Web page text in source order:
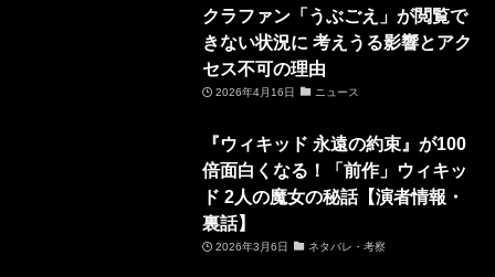
クラファン「うぶごえ」が閲覧で
きない状況に 考えうる影響とアク
セス不可の理由
2026年4月16日 ニュース
『ウィキッド 永遠の約束』が100
倍面白くなる！「前作」ウィキッ
ド 2人の魔女の秘話【演者情報・
裏話】
2026年3月6日 ネタバレ・考察